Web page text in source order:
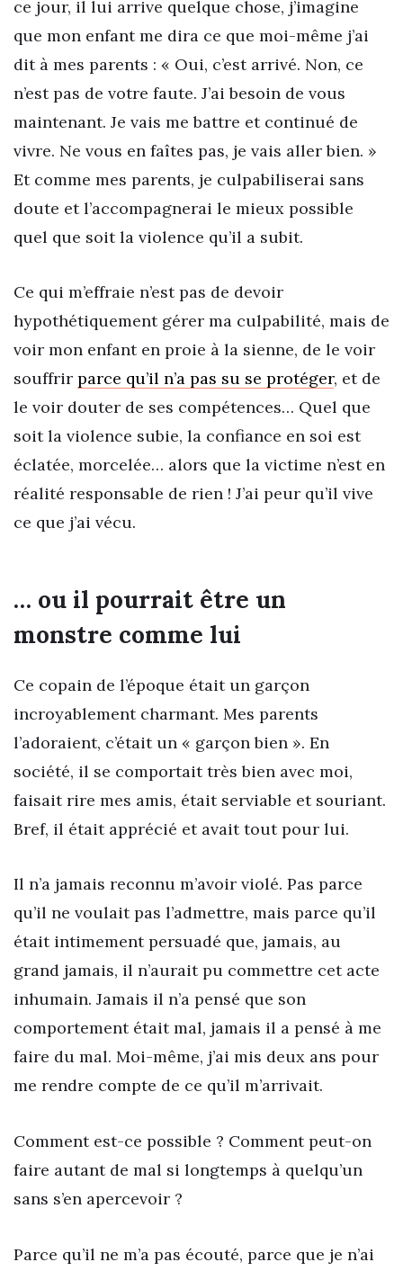
ce jour, il lui arrive quelque chose, j’imagine
que mon enfant me dira ce que moi-même j’ai
dit à mes parents : « Oui, c’est arrivé. Non, ce
n’est pas de votre faute. J’ai besoin de vous
maintenant. Je vais me battre et continué de
vivre. Ne vous en faîtes pas, je vais aller bien. »
Et comme mes parents, je culpabiliserai sans
doute et l’accompagnerai le mieux possible
quel que soit la violence qu’il a subit.
Ce qui m’effraie n’est pas de devoir
hypothétiquement gérer ma culpabilité, mais de
voir mon enfant en proie à la sienne, de le voir
souffrir parce qu’il n’a pas su se protéger, et de
le voir douter de ses compétences… Quel que
soit la violence subie, la confiance en soi est
éclatée, morcelée… alors que la victime n’est en
réalité responsable de rien ! J’ai peur qu’il vive
ce que j’ai vécu.
… ou il pourrait être un
monstre comme lui
Ce copain de l’époque était un garçon
incroyablement charmant. Mes parents
l’adoraient, c’était un « garçon bien ». En
société, il se comportait très bien avec moi,
faisait rire mes amis, était serviable et souriant.
Bref, il était apprécié et avait tout pour lui.
Il n’a jamais reconnu m’avoir violé. Pas parce
qu’il ne voulait pas l’admettre, mais parce qu’il
était intimement persuadé que, jamais, au
grand jamais, il n’aurait pu commettre cet acte
inhumain. Jamais il n’a pensé que son
comportement était mal, jamais il a pensé à me
faire du mal. Moi-même, j’ai mis deux ans pour
me rendre compte de ce qu’il m’arrivait.
Comment est-ce possible ? Comment peut-on
faire autant de mal si longtemps à quelqu’un
sans s’en apercevoir ?
Parce qu’il ne m’a pas écouté, parce que je n’ai